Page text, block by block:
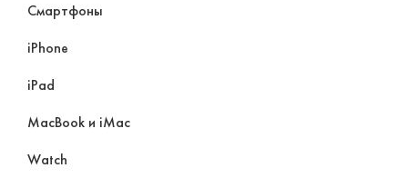
Смартфоны
iPhone
iPad
MacBook и iMac
Watch